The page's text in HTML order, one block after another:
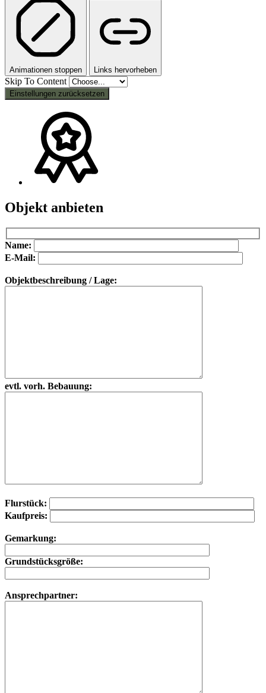
Animationen stoppen Links hervorheben
Skip To Content
Einstellungen zurücksetzen
Objekt anbieten
Bitte lasse dieses Feld leer.
Bitte lasse dieses Feld leer.
Name:
E-Mail:
Objektbeschreibung / Lage:
evtl. vorh. Bebauung:
Flurstück:
Kaufpreis:
Gemarkung:
Grundstücksgröße:
Ansprechpartner: